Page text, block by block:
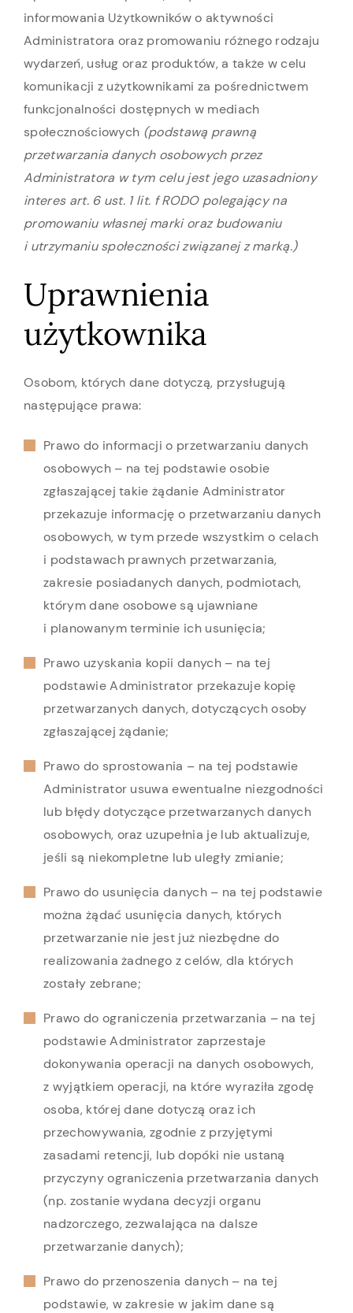
informowania Użytkowników o aktywności
Administratora oraz promowaniu różnego rodzaju
wydarzeń, usług oraz produktów, a także w celu
komunikacji z użytkownikami za pośrednictwem
funkcjonalności dostępnych w mediach
społecznościowych (podstawą prawną
przetwarzania danych osobowych przez
Administratora w tym celu jest jego uzasadniony
interes art. 6 ust. 1 lit. f RODO polegający na
promowaniu własnej marki oraz budowaniu
i utrzymaniu społeczności związanej z marką.)
Uprawnienia
użytkownika
Osobom, których dane dotyczą, przysługują
następujące prawa:
Prawo do informacji o przetwarzaniu danych
osobowych – na tej podstawie osobie
zgłaszającej takie żądanie Administrator
przekazuje informację o przetwarzaniu danych
osobowych, w tym przede wszystkim o celach
i podstawach prawnych przetwarzania,
zakresie posiadanych danych, podmiotach,
którym dane osobowe są ujawniane
i planowanym terminie ich usunięcia;
Prawo uzyskania kopii danych – na tej
podstawie Administrator przekazuje kopię
przetwarzanych danych, dotyczących osoby
zgłaszającej żądanie;
Prawo do sprostowania – na tej podstawie
Administrator usuwa ewentualne niezgodności
lub błędy dotyczące przetwarzanych danych
osobowych, oraz uzupełnia je lub aktualizuje,
jeśli są niekompletne lub uległy zmianie;
Prawo do usunięcia danych – na tej podstawie
można żądać usunięcia danych, których
przetwarzanie nie jest już niezbędne do
realizowania żadnego z celów, dla których
zostały zebrane;
Prawo do ograniczenia przetwarzania – na tej
podstawie Administrator zaprzestaje
dokonywania operacji na danych osobowych,
z wyjątkiem operacji, na które wyraziła zgodę
osoba, której dane dotyczą oraz ich
przechowywania, zgodnie z przyjętymi
zasadami retencji, lub dopóki nie ustaną
przyczyny ograniczenia przetwarzania danych
(np. zostanie wydana decyzji organu
nadzorczego, zezwalająca na dalsze
przetwarzanie danych);
Prawo do przenoszenia danych – na tej
podstawie, w zakresie w jakim dane są